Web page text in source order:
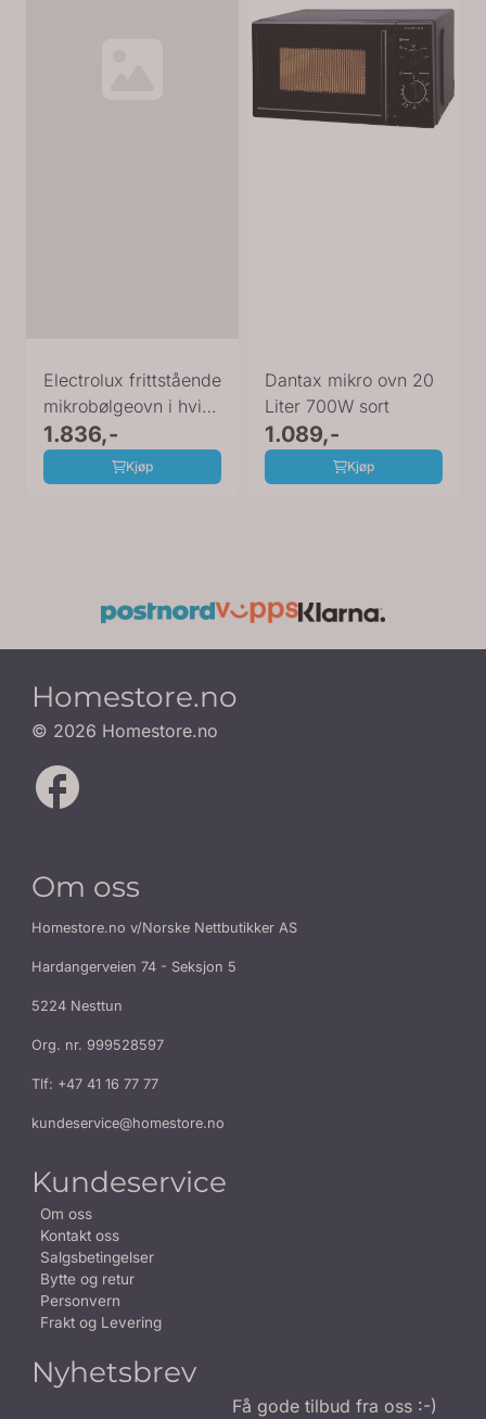
Electrolux frittstående
mikrobølgeovn i hvit
EMZ421MMW
1.836,-
Kjøp
Dantax mikro ovn 20
Liter 700W sort
1.089,-
Kjøp
Homestore.no
© 2026 Homestore.no
Om oss
Homestore.no v/Norske Nettbutikker AS
Hardangerveien 74 - Seksjon 5
5224 Nesttun
Org. nr. 999528597
Tlf: +47 41 16 77 77
kundeservice@homestore.no
Kundeservice
Om oss
Kontakt oss
Salgsbetingelser
Bytte og retur
Personvern
Frakt og Levering
Nyhetsbrev
Få gode tilbud fra oss :-)